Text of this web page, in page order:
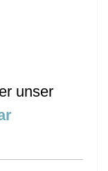
unser